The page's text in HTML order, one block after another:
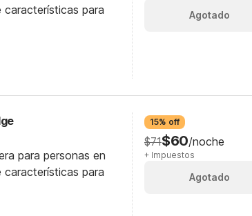
características para
Agotado
para personas en
características para
15% off
$71$60/noche
+ Impuestos
Agotado